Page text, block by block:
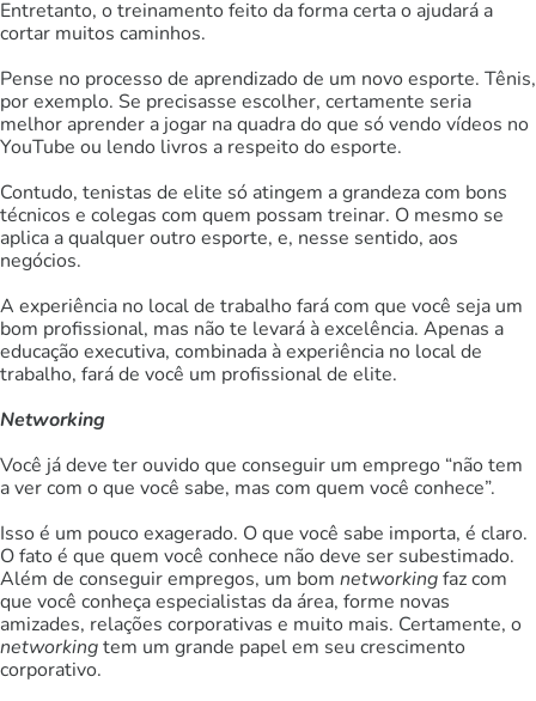
Entretanto, o treinamento feito da forma certa o ajudará a
cortar muitos caminhos.
Pense no processo de aprendizado de um novo esporte. Tênis,
por exemplo. Se precisasse escolher, certamente seria
melhor aprender a jogar na quadra do que só vendo vídeos no
YouTube ou lendo livros a respeito do esporte.
Contudo, tenistas de elite só atingem a grandeza com bons
técnicos e colegas com quem possam treinar. O mesmo se
aplica a qualquer outro esporte, e, nesse sentido, aos
negócios.
A experiência no local de trabalho fará com que você seja um
bom profissional, mas não te levará à excelência. Apenas a
educação executiva, combinada à experiência no local de
trabalho, fará de você um profissional de elite.
Networking
Você já deve ter ouvido que conseguir um emprego “não tem
a ver com o que você sabe, mas com quem você conhece”.
Isso é um pouco exagerado. O que você sabe importa, é claro.
O fato é que quem você conhece não deve ser subestimado.
Além de conseguir empregos, um bom networkingfaz com
que você conheça especialistas da área, forme novas
amizades, relações corporativas e muito mais. Certamente, o
networkingtem um grande papel em seu crescimento
corporativo.